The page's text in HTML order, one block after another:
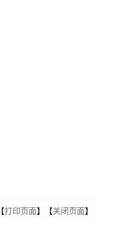
【打印页面】【关闭页面】